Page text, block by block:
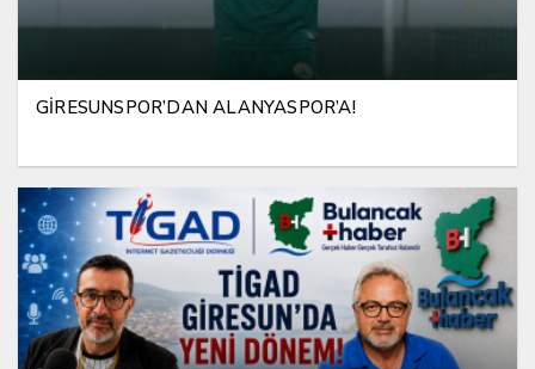
GİRESUNSPOR’DAN ALANYASPOR’A!